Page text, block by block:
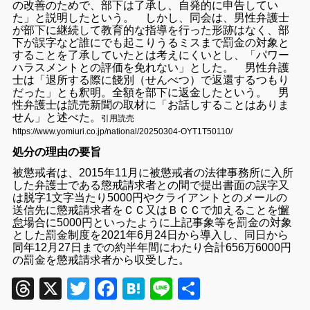
の改善のためで、部下は了承し、自発的に申告してい
た」と説明したという。
しかし、同会は、男性弁護士
が部下に継続して教育的な指導を行った形跡はなく、部
下が誤字など誰にでも起こりうるミスまで罰金の対象と
することを了承していたとは考えにくいとし、「パワー
ハラスメントとの評価を免れない」とした。 男性弁護
士は「退所する際に餞別（せんべつ）で返還するつもり
だった」とも釈明。全額を部下に返金したという。 男
性弁護士は読売新聞の取材に「お話しすることはありま
せん」と述べた。
引用読売
https://www.yomiuri.co.jp/national/20250304-OYT1T50110/
処分の理由の要旨
被懲戒者は、2015年11月に被懲戒者の法律事務所に入所
した弁護士である懲戒請求者との間で提出書面の誤字又
は脱字1文字当たり5000円やクライアントとのメールの
送信先に懲戒請求者をＣＣ又はＢＣＣで加えることを懈
怠場合に5000円といったように上記事象等を罰金の対象
とした罰金制度を2021年6月24日から導入し、同日から
同年12月27日までの約半年間にわたり合計656万6000円
の罰金を懲戒請求者から収受した。
Threads
X TwitterFacebook
Hatena
Line